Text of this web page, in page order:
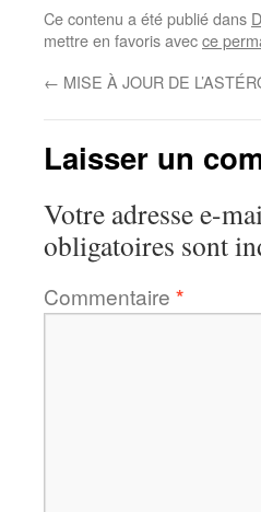
Ce contenu a été publié dans
mettre en favoris avecce
← MISE À JOUR DE
Laisser un
Votre adresse e-
obligatoires sont
Commentaire *